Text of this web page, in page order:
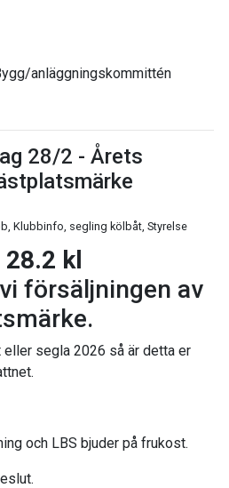
anläggningskommittén
28/2 - Årets
Klubbinfo, segling kölbåt, Styrelse
28.2 kl
försäljningen av
eller segla 2026 så är detta er
och LBS bjuder på frukost.